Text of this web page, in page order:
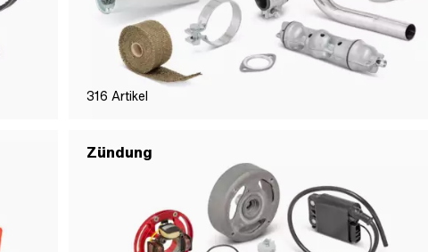
316 Artikel
Zündung